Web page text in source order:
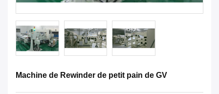
Machine de Rewinder de petit pain de GV